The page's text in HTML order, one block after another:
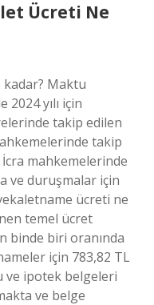
Ücreti Ne
Maktu
yılı için
takip edilen
takip
mahkemelerinde
ve duruşmalar için
ücreti ne
temel ücret
binde biri oranında
için 783,82 TL
ve ipotek belgeleri
ve belge